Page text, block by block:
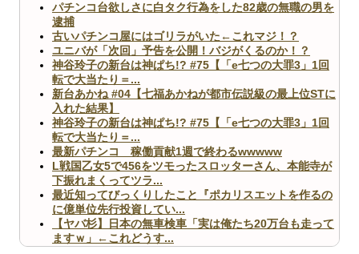
パチンコ台欲しさに白タク行為をした82歳の無職の男を
逮捕
古いパチンコ屋にはゴリラがいた←これマジ！？
ユニバが「次回」予告を公開！バジがくるのか！？
神谷玲子の新台は神ぱち!? #75【「e七つの大罪3」1回
転で大当たり＝...
新台あかね #04【七福あかねが都市伝説級の最上位STに
入れた結果】
神谷玲子の新台は神ぱち!? #75【「e七つの大罪3」1回
転で大当たり＝...
最新パチンコ 稼働貢献1週で終わるwwwww
L戦国乙女5で456をツモったスロッターさん、本能寺が
下振れまくってツラ...
最近知ってびっくりしたこと『ポカリスエットを作るの
に億単位先行投資してい...
【ヤバ杉】日本の無車検車「実は俺たち20万台も走って
ますｗ」←これどうす...